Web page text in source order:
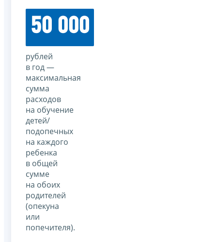
50 000
рублей
в год —
максимальная
сумма
расходов
на обучение
детей/
подопечных
на каждого
ребенка
в общей
сумме
на обоих
родителей
(опекуна
или
попечителя).